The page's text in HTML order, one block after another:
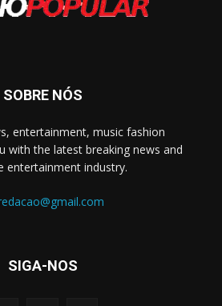
SOBRE NÓS
entertainment, music fashion
with the latest breaking news and
entertainment industry.
SIGA-NOS